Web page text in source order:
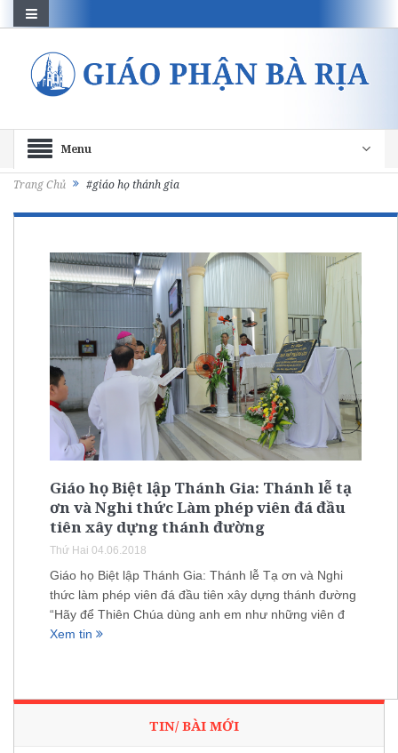
Menu
Trang Chủ #giáo họ thánh gia
Giáo họ Biệt lập Thánh Gia: Thánh lễ tạ
ơn và Nghi thức Làm phép viên đá đầu
tiên xây dựng thánh đường
Thứ Hai 04.06.2018
Giáo họ Biệt lập Thánh Gia: Thánh lễ Tạ ơn và Nghi
thức làm phép viên đá đầu tiên xây dựng thánh đường
“Hãy để Thiên Chúa dùng anh em như những viên đ
Xem tin
TIN/ BÀI MỚI